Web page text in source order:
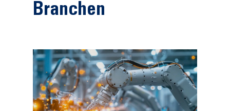
Branchen